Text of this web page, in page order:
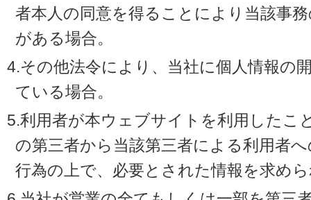
者本人の同意を得ることにより当該事
がある場合。
4.その他法令により、当社に個人情報の
ている場合。
5.利用者が本ウェブサイトを利用したこ
の第三者から当該第三者による利用者
行為の上で、必要とされた情報を求め